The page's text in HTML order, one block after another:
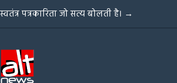
Skip to content
स्वतंत्र पत्रकारिता जो सत्य बोलती है। →